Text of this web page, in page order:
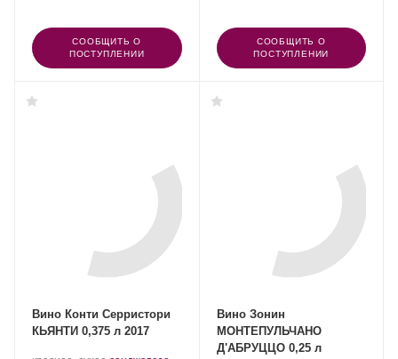
СООБЩИТЬ О
ПОСТУПЛЕНИИ
СООБЩИТЬ О
ПОСТУПЛЕНИИ
Вино Конти Серристори
КЬЯНТИ 0,375 л 2017
Вино Зонин
МОНТЕПУЛЬЧАНО
Д'АБРУЦЦО 0,25 л